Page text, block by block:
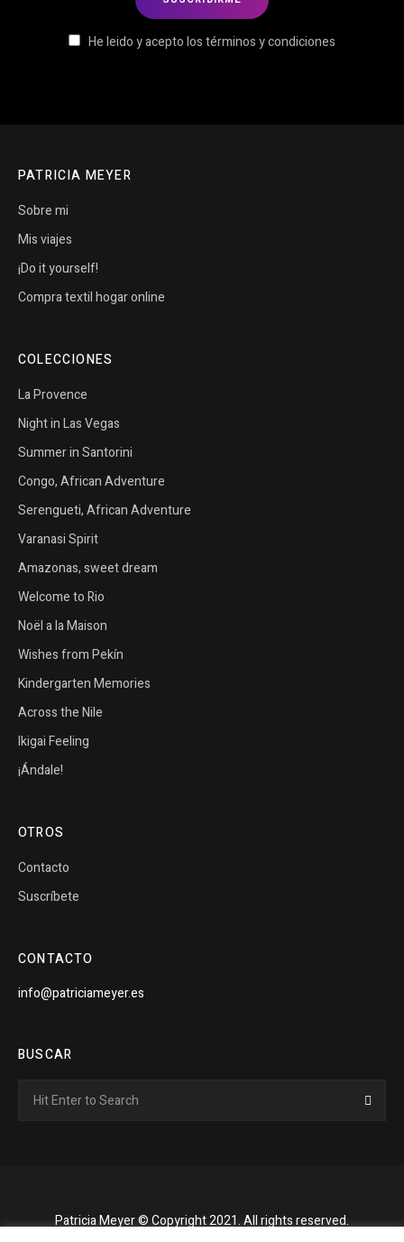
He leido y acepto los términos y condiciones
PATRICIA MEYER
Sobre mi
Mis viajes
¡Do it yourself!
Compra textil hogar online
COLECCIONES
La Provence
Night in Las Vegas
Summer in Santorini
Congo, African Adventure
Serengueti, African Adventure
Varanasi Spirit
Amazonas, sweet dream
Welcome to Rio
Noël a la Maison
Wishes from Pekín
Kindergarten Memories
Across the Nile
Ikigai Feeling
¡Ándale!
OTROS
Contacto
Suscríbete
CONTACTO
info@patriciameyer.es
BUSCAR
for:
Patricia Meyer © Copyright 2021. All rights reserved.